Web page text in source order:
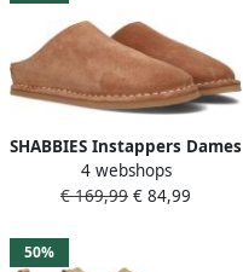
SHABBIES Instappers Dames
Wilja Maat: 42 Materiaal:
Suède Kleur: Camel
4 webshops
€ 169,99 € 84,99
50%